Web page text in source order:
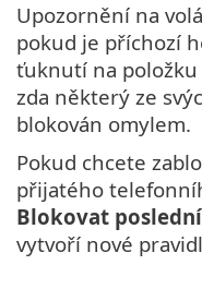
Upozornění na
pokud je příchozí
ťuknutí na položku
zda některý ze
blokován omylem.
Pokud chcete
přijatého
Blokovat
vytvoří nové